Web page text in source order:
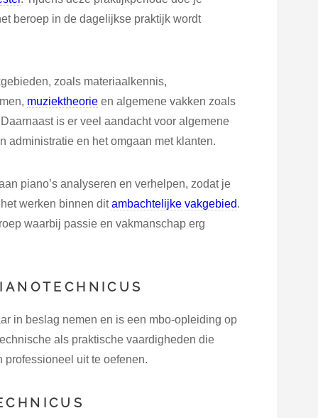
beroep in de dagelijkse praktijk wordt
zoals materiaalkennis,
muziektheorie en algemene vakken zoals
is er veel aandacht voor algemene
administratie en het omgaan met klanten.
piano’s analyseren en verhelpen, zodat je
werken binnen ditambachtelijke vakgebied.
waarbij passie en vakmanschap erg
in beslag nemen en is een mbo-opleiding op
als praktische vaardigheden die
uit te oefenen.